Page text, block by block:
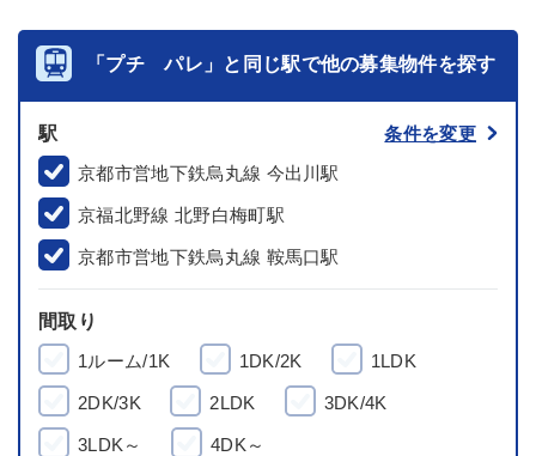
「プチ パレ」と同じ駅で他の募集物件を探す
駅
条件を変更
京都市営地下鉄烏丸線 今出川駅
京福北野線 北野白梅町駅
京都市営地下鉄烏丸線 鞍馬口駅
間取り
1ルーム/1K
1DK/2K 1LDK
2DK/3K 2LDK 3DK/4K
3LDK～ 4DK～